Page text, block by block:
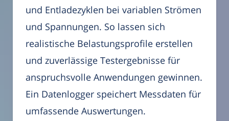
und Entladezyklen bei variablen Strömen
und Spannungen. So lassen sich
realistische Belastungsprofile erstellen
und zuverlässige Testergebnisse für
anspruchsvolle Anwendungen gewinnen.
Ein Datenlogger speichert Messdaten für
umfassende Auswertungen.